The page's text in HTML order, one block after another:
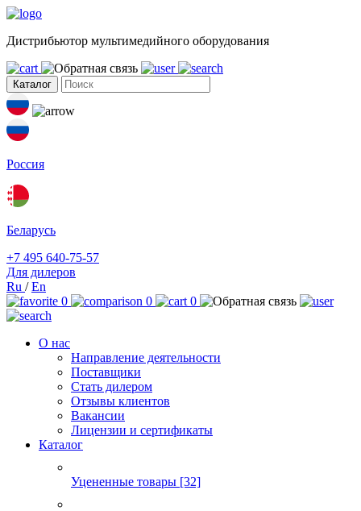
Дистрибьютор мультимедийного оборудования
Каталог
Россия
Беларусь
+7 495 640-75-57
Для дилеров
Ru /En
0
0 0
О нас
Направление деятельности
Поставщики
Стать дилером
Отзывы клиентов
Вакансии
Лицензии и сертификаты
Каталог
Уцененные товары [32]